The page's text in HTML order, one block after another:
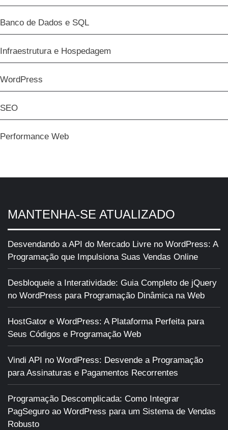
Banco de Dados e SQL
Infraestrutura e Hospedagem
WordPress
SEO
Performance Web
MANTENHA-SE ATUALIZADO
Desvendando a API do Mercado Livre no WordPress: A
Programação que Impulsiona Suas Vendas Online
Desbloqueie a Interatividade: Guia Completo de jQuery
no WordPress para Programação Dinâmica na Web
HostGator e WordPress: A Plataforma Perfeita para
Seus Códigos e Programação Web
Vindi API no WordPress: Desvende a Programação
para Assinaturas e Pagamentos Recorrentes
Programação Descomplicada: Como Integrar
PagSeguro ao WordPress para um Sistema de Vendas
Robusto